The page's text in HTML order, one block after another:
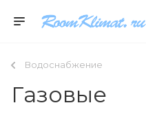
Водоснабжение
Газовые